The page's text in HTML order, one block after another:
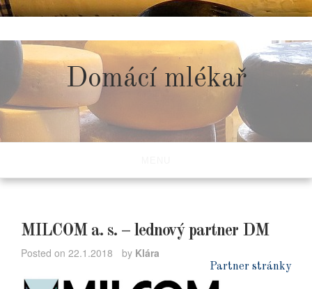
to
content
Domácí mlékař
MILCOM a. s. – lednový partner DM
Posted on 22.1.2018 by Klára
Partner stránky